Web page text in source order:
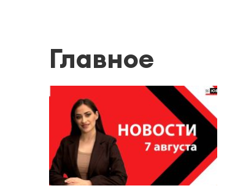
Главное